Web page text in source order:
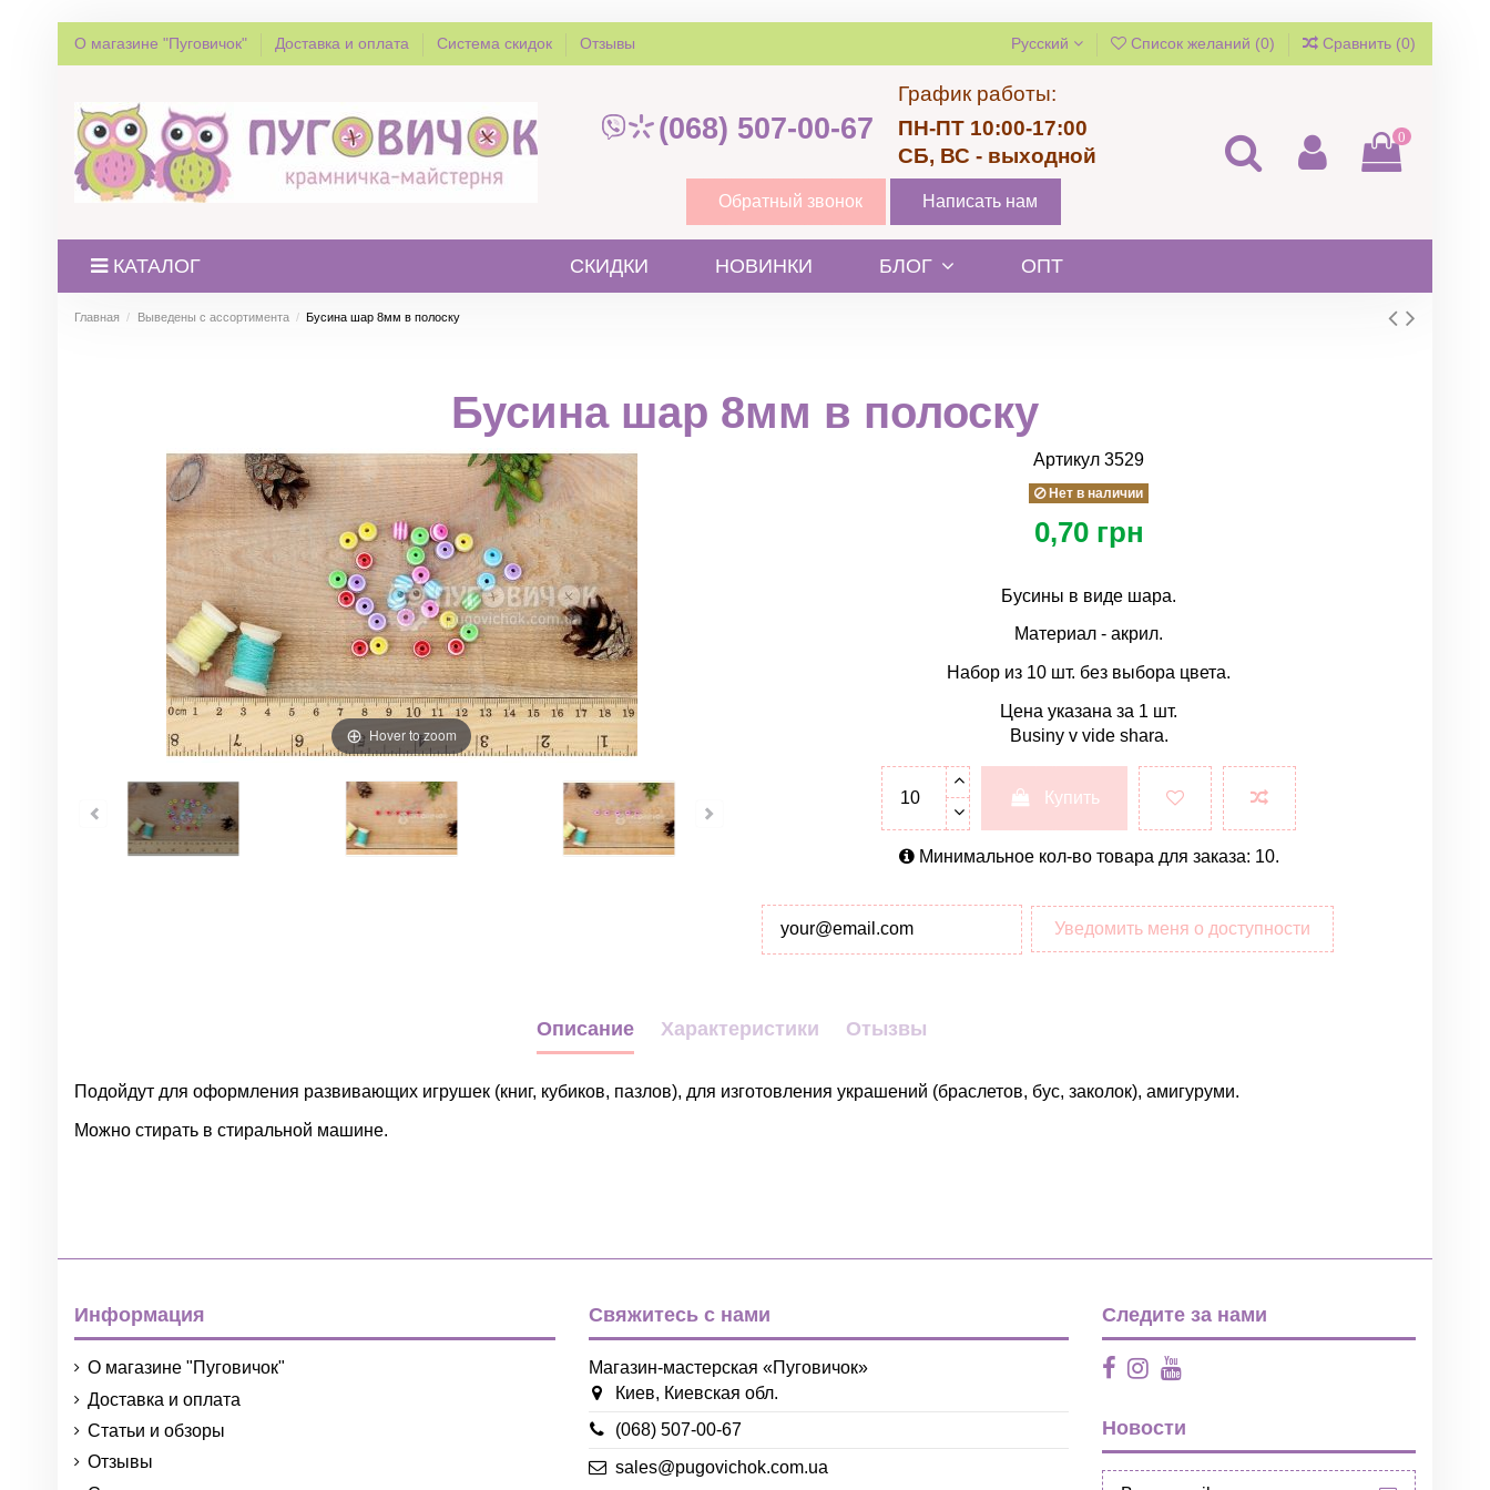
О магазине "Пуговичок" Доставка и оплата Система скидок Отзывы Русский Список желаний (0) Сравнить (0)
(068) 507-00-67
График работы:
ПН-ПТ 10:00-17:00
СБ, ВС - выходной
Обратный звонок Написать нам
0
КАТАЛОГ СКИДКИ НОВИНКИ БЛОГ ОПТ
Главная Выведены с ассортимента Бусина шар 8мм в полоску
Бусина шар 8мм в полоску
Hover to zoom
Артикул 3529
Нет в наличии
0,70 грн
Бусины в виде шара.
Материал - акрил.
Набор из 10 шт. без выбора цвета.
Цена указана за 1 шт.
Businy v vide shara.
Купить
Минимальное кол-во товара для заказа: 10.
Уведомить меня о доступности
Описание Характеристики Отызвы
Подойдут для оформления развивающих игрушек (книг, кубиков, пазлов), для изготовления украшений (браслетов, бус, заколок), амигуруми.
Можно стирать в стиральной машине.
зеленый
фиолетовый
фуксия
Пластмасса
Тип
Диаметр 8мм
Информация
О магазине "Пуговичок"
Доставка и оплата
Статьи и обзоры
Отзывы
Свяжитесь с нами
Магазин-мастерская «Пуговичок»
Киев, Киевская обл.
(068) 507-00-67
sales@pugovichok.com.ua
Следите за нами
Новости